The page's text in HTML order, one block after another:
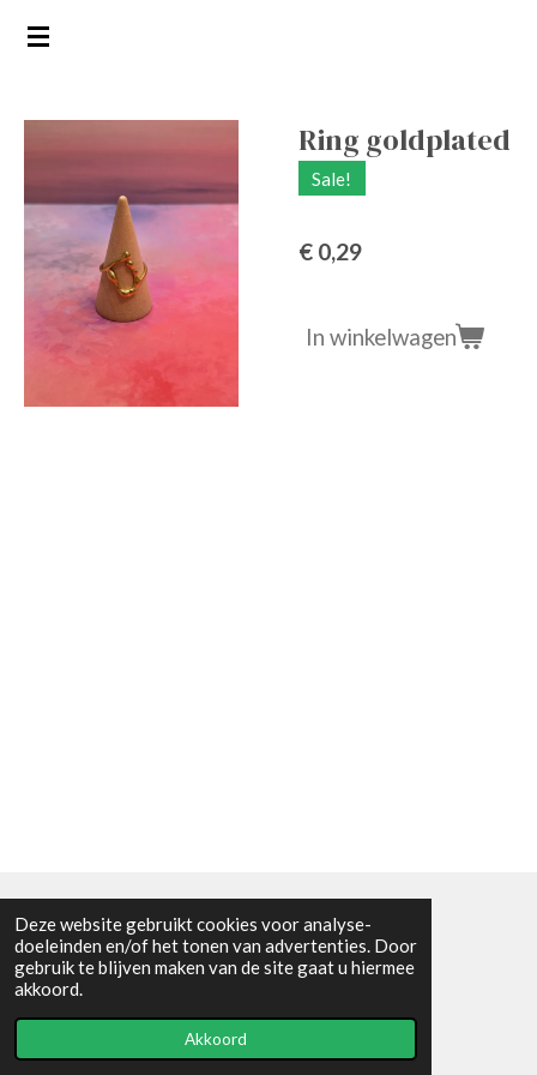
Deze website gebruikt cookies voor analyse-
doeleinden en/of het tonen van advertenties. Door
gebruik te blijven maken van de site gaat u hiermee
akkoord.
Akkoord
Ga
de
hoofdinhoud
Ring goldplated
Sale!
€ 0,29
In winkelwagen
Algemene voorwaarden
© 2021 - RC en mineralenshop Het vlinderpad